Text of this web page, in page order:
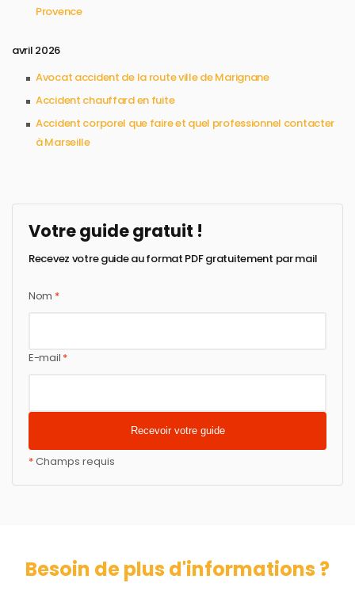
Provence
avril 2026
Avocat accident de la route ville de Marignane
Accident chauffard en fuite
Accident corporel que faire et quel professionnel contacter
à Marseille
Votre guide gratuit !
Recevez votre guide au format PDF gratuitement par mail
Nom *
E-mail *
*Champs requis
Besoin de plus d'informations ?